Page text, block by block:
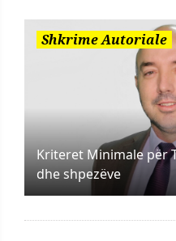
Shkrime Autoriale
Kriteret Minimale për
dhe shpezëve